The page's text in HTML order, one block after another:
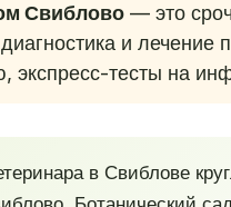
Свиблово— это
диагностика и
экспресс-тесты на
в Свиблове